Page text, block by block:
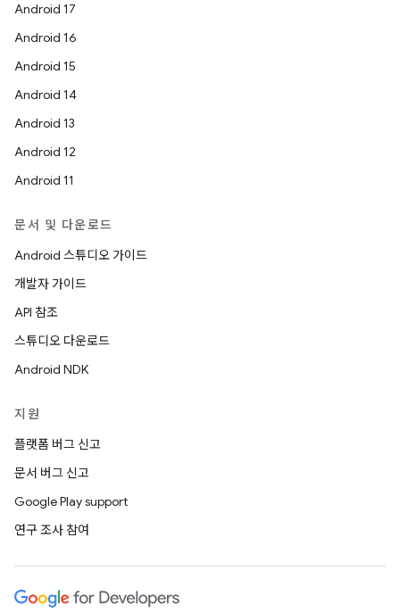
Android 17
Android 16
Android 15
Android 14
Android 13
Android 12
Android 11
문서 및 다운로드
Android 스튜디오 가이드
개발자 가이드
API 참조
스튜디오 다운로드
Android NDK
지원
플랫폼 버그 신고
문서 버그 신고
Google Play support
연구 조사 참여